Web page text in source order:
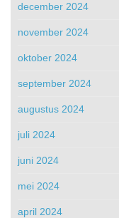
december 2024
november 2024
oktober 2024
september 2024
augustus 2024
juli 2024
juni 2024
mei 2024
april 2024